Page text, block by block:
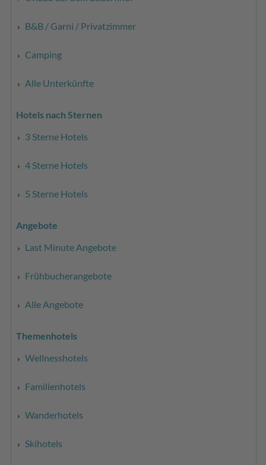
B&B / Garni / Privatzimmer
Camping
Alle Unterkünfte
Hotels nach Sternen
3 Sterne Hotels
4 Sterne Hotels
5 Sterne Hotels
Angebote
Last Minute Angebote
Frühbucherangebote
Alle Angebote
Themenhotels
Wellnesshotels
Familienhotels
Wanderhotels
Skihotels